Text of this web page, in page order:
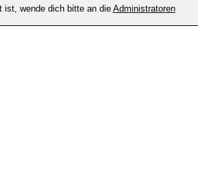
ist, wende dich bitte an dieAdministratoren